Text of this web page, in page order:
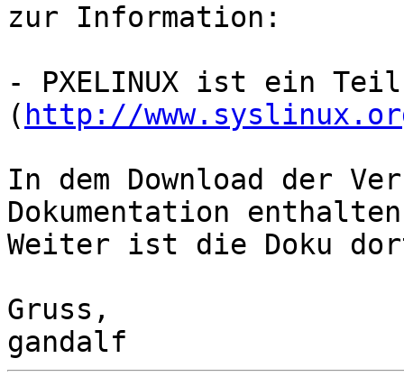
zur Information:
- PXELINUX ist ein
( http://
In dem Download der
Dokumentation
Weiter ist die Doku
Gruss,